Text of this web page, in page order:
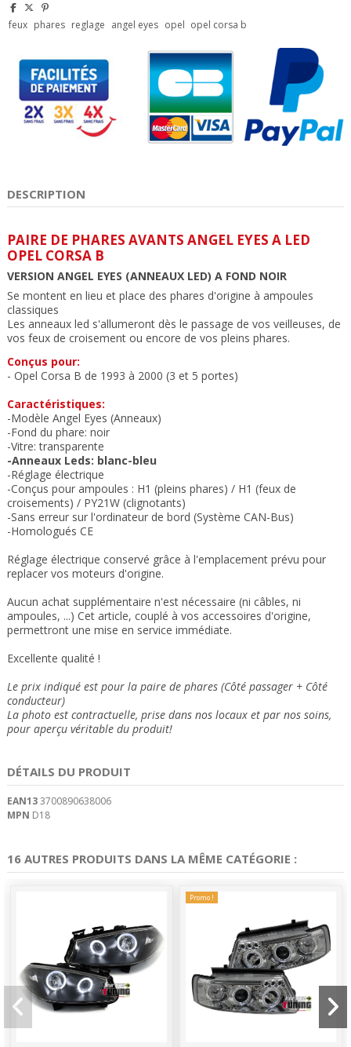
feux phares reglage angel eyes opel opel corsa b
DESCRIPTION
PAIRE DE PHARES AVANTS ANGEL EYES A LED
OPEL CORSA B
VERSION ANGEL EYES (ANNEAUX LED) A FOND NOIR
Se montent en lieu et place des phares d'origine à ampoules
classiques
Les anneaux led s'allumeront dès le passage de vos veilleuses, de
vos feux de croisement ou encore de vos pleins phares.
Conçus pour:
- Opel Corsa B de 1993 à 2000 (3 et 5 portes)
Caractéristiques:
-Modèle Angel Eyes (Anneaux)
-Fond du phare: noir
-Vitre: transparente
-Anneaux Leds: blanc-bleu
-Réglage électrique
-Conçus pour ampoules : H1 (pleins phares) / H1 (feux de
croisements) / PY21W (clignotants)
-Sans erreur sur l'ordinateur de bord (Système CAN-Bus)
-Homologués CE
Réglage électrique conservé grâce à l'emplacement prévu pour
replacer vos moteurs d'origine.
Aucun achat supplémentaire n'est nécessaire (ni câbles, ni
ampoules, ...) Cet article, couplé à vos accessoires d'origine,
permettront une mise en service immédiate.
Excellente qualité !
Le prix indiqué est pour la paire de phares (Côté passager + Côté
conducteur)
La photo est contractuelle, prise dans nos locaux et par nos soins,
pour aperçu véritable du produit!
DÉTAILS DU PRODUIT
EAN133700890638006
MPN D18
16 AUTRES PRODUITS DANS LA MÊME CATÉGORIE :
Promo !